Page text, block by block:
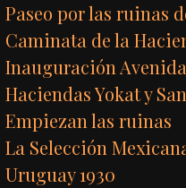
Paseo por las ruinas
Caminata de la
Inauguración
Haciendas Yokat y
Empiezan las ruinas
La Selección
Uruguay 1930